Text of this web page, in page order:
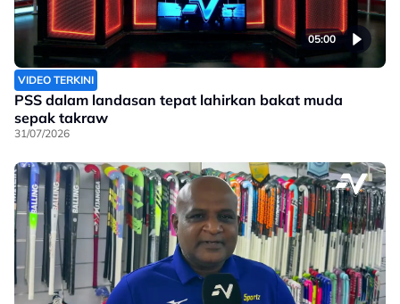
05:00
VIDEO TERKINI
PSS dalam landasan tepat lahirkan bakat muda
sepak takraw
31/07/2026